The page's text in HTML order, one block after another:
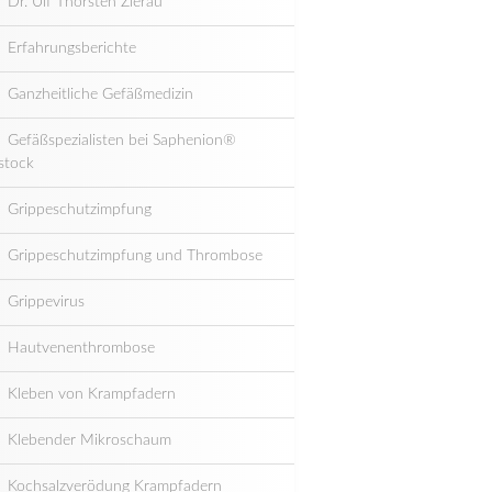
Erfahrungsberichte
Ganzheitliche Gefäßmedizin
Gefäßspezialisten bei Saphenion®
Grippeschutzimpfung
Grippeschutzimpfung und Thrombose
Grippevirus
Hautvenenthrombose
Kleben von Krampfadern
Klebender Mikroschaum
Kochsalzverödung Krampfadern